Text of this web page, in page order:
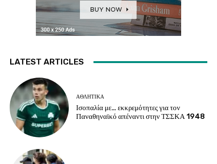
LATEST ARTICLES
ΑΘΛΗΤΙΚΑ
Ισοπαλία με… εκκρεμότητες για τον
Παναθηναϊκό απέναντι στην ΤΣΣΚΑ 1948